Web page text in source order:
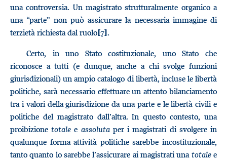
una controversia. Un magistrato strutturalmente organico a
una “parte” non può assicurare la necessaria immagine di
terzietà richiesta dal ruolo[7].
Certo, in uno Stato costituzionale, uno Stato che
riconosce a tutti (e dunque, anche a chi svolge funzioni
giurisdizionali) un ampio catalogo di libertà, incluse le libertà
politiche, sarà necessario effettuare un attento bilanciamento
tra i valori della giurisdizione da una parte e le libertà civili e
politiche del magistrato dall’altra. In questo contesto, una
proibizionetotale e assoluta per i magistrati di svolgere in
qualunque forma attività politiche sarebbe incostituzionale,
tanto quanto lo sarebbe l’assicurare ai magistrati una totalee